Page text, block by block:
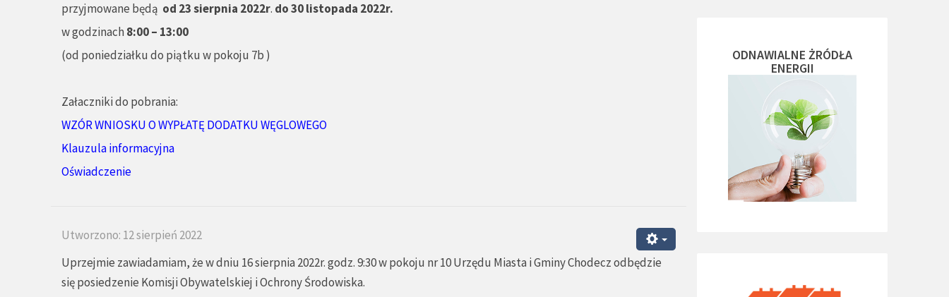
przyjmowane będą od 23 sierpnia 2022r. do 30 listopada 2022r.
w godzinach 8:00 – 13:00
(od poniedziałku do piątku w pokoju 7b )
Załaczniki do pobrania:
WZÓR WNIOSKU O WYPŁATĘ DODATKU WĘGLOWEGO
Klauzula informacyjna
Oświadczenie
Utworzono: 12 sierpień 2022
Uprzejmie zawiadamiam, że w dniu 16 sierpnia 2022r. godz. 9:30 w pokoju nr 10 Urzędu Miasta i Gminy Chodecz odbędzie
się posiedzenie Komisji Obywatelskiej i Ochrony Środowiska.
ODNAWIALNE ŻRÓDŁA
ENERGII